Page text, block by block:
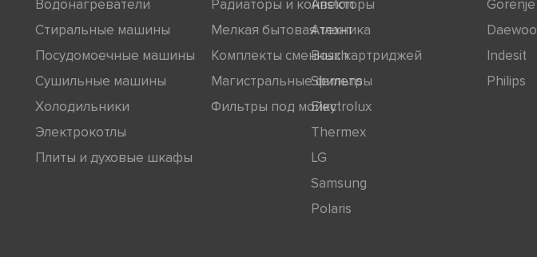
Водонагреватели
Стиральные машины
Посудомоечные машины
Сушильные машины
Холодильники
Электрокотлы
Плиты и духовые шкафы
Радиаторы и конвекторы
Мелкая бытовая техника
Комплекты сменных картриджей
Магистральные фильтры
Фильтры под мойку
Ariston
Атлант
Bosch
Siemens
Electrolux
Thermex
LG
Samsung
Polaris
Gorenje
Daewoo
Indesit
Philips